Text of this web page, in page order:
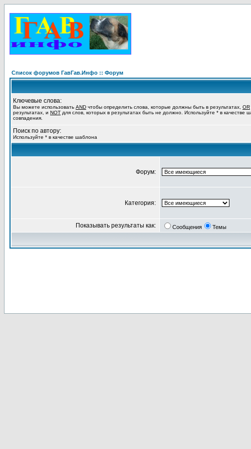
Список форумов ГавГав.Инфо :: Форум
Ключевые слова:
Вы можете использовать AND чтобы определить слова, которые должны быть в результатах, OR
результатах, и NOT для слов, которых в результатах быть не должно. Используйте * в качестве
совпадения.
Поиск по автору:
Используйте * в качестве шаблона
Форум:
Категория:
Показывать результаты как: Сообщения Темы